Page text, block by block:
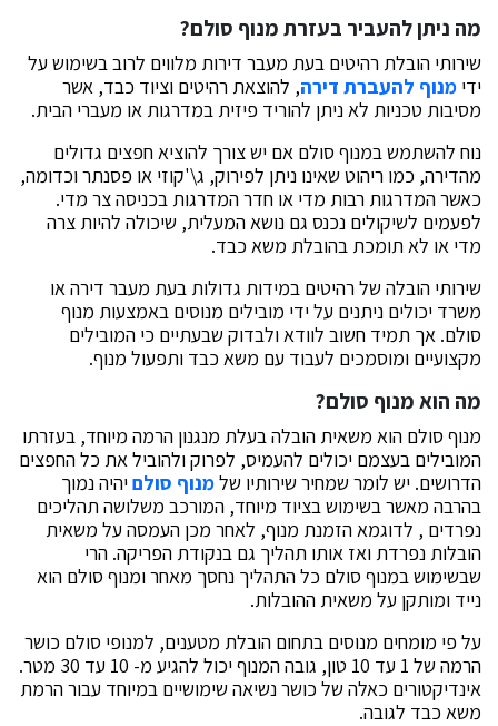
מה ניתן להעביר בעזרת מנוף סולם?
שירותי הובלת רהיטים בעת מעבר דירות מלווים לרוב בשימוש על
ידי מנוף להעברת דירה, להוצאת רהיטים וציוד כבד, אשר
מסיבות טכניות לא ניתן להוריד פיזית במדרגות או מעברי הבית.
נוח להשתמש במנוף סולם אם יש צורך להוציא חפצים גדולים
מהדירה, כמו ריהוט שאינו ניתן לפירוק, ג\'קוזי או פסנתר וכדומה,
כאשר המדרגות רבות מדי או חדר המדרגות בכניסה צר מדי.
לפעמים לשיקולים נכנס גם נושא המעלית, שיכולה להיות צרה
מדי או לא תומכת בהובלת משא כבד.
שירותי הובלה של רהיטים במידות גדולות בעת מעבר דירה או
משרד יכולים ניתנים על ידי מובילים מנוסים באמצעות מנוף
סולם. אך תמיד חשוב לוודא ולבדוק שבעתיים כי המובילים
מקצועיים ומוסמכים לעבוד עם משא כבד ותפעול מנוף.
מה הוא מנוף סולם?
מנוף סולם הוא משאית הובלה בעלת מנגנון הרמה מיוחד, בעזרתו
המובילים בעצמם יכולים להעמיס, לפרוק ולהוביל את כל החפצים
הדרושים. יש לומר שמחיר שירותיו שלמנוף סולםיהיה נמוך
בהרבה מאשר בשימוש בציוד מיוחד, המורכב משלושה תהליכים
נפרדים , לדוגמא הזמנת מנוף, לאחר מכן העמסה על משאית
הובלות נפרדת ואז אותו תהליך גם בנקודת הפריקה. הרי
שבשימוש במנוף סולם כל התהליך נחסך מאחר ומנוף סולם הוא
נייד ומותקן על משאית ההובלות.
על פי מומחים מנוסים בתחום הובלת מטענים, למנופי סולם כושר
הרמה של 1 עד 10 טון, גובה המנוף יכול להגיע מ- 10 עד 30 מטר.
אינדיקטורים כאלה של כושר נשיאה שימושיים במיוחד עבור הרמת
משא כבד לגובה.